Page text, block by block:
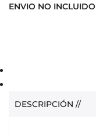
ENVIO NO INCLUIDO
DESCRIPCIÓN //